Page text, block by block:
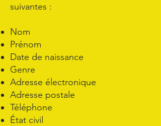
suivantes :
Nom
Prénom
Date de naissance
Genre
Adresse électronique
Adresse postale
Téléphone
État civil